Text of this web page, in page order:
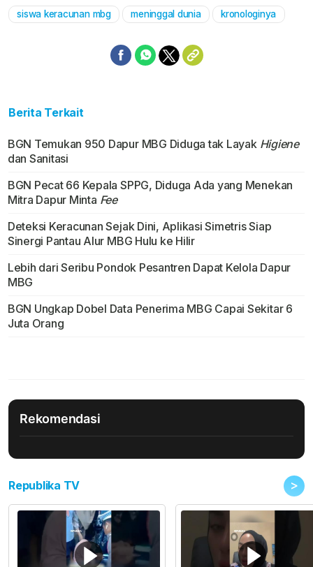
siswa keracunan mbg meninggal dunia kronologinya
Berita Terkait
BGN Temukan 950 Dapur MBG Diduga tak Layak Higiene
dan Sanitasi
BGN Pecat 66 Kepala SPPG, Diduga Ada yang Menekan
Mitra Dapur Minta Fee
Deteksi Keracunan Sejak Dini, Aplikasi Simetris Siap
Sinergi Pantau Alur MBG Hulu ke Hilir
Lebih dari Seribu Pondok Pesantren Dapat Kelola Dapur
MBG
BGN Ungkap Dobel Data Penerima MBG Capai Sekitar 6
Juta Orang
Rekomendasi
Republika TV >